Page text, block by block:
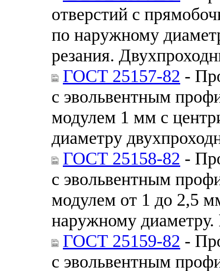
отверстий с
по наружному
резания.
ГОСТ 25157-82 -
с эвольвентным
модулем 1 мм с
диаметру
ГОСТ 25158-82 -
с эвольвентным
модулем от 1 до 2,5
наружному
ГОСТ 25159-82 -
с эвольвентным